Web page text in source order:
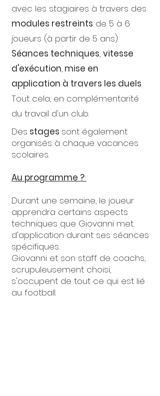
avec les stagiaires à travers des
modules restreints de 5 à 6
joueurs (à partir de 5 ans).
Séances techniques, vitesse
d'exécution, mise en
application à travers les duels.
Tout cela, en complémentarité
du travail d'un club.
Des stages sont également
organisés à chaque vacances
scolaires.
Au programme ?
Durant une semaine, le joueur
apprendra certains aspects
techniques que Giovanni met
d'application durant ses séances
spécifiques.
Giovanni et son staff de coachs,
scrupuleusement choisi,
s'occupent de tout ce qui est lié
au football.